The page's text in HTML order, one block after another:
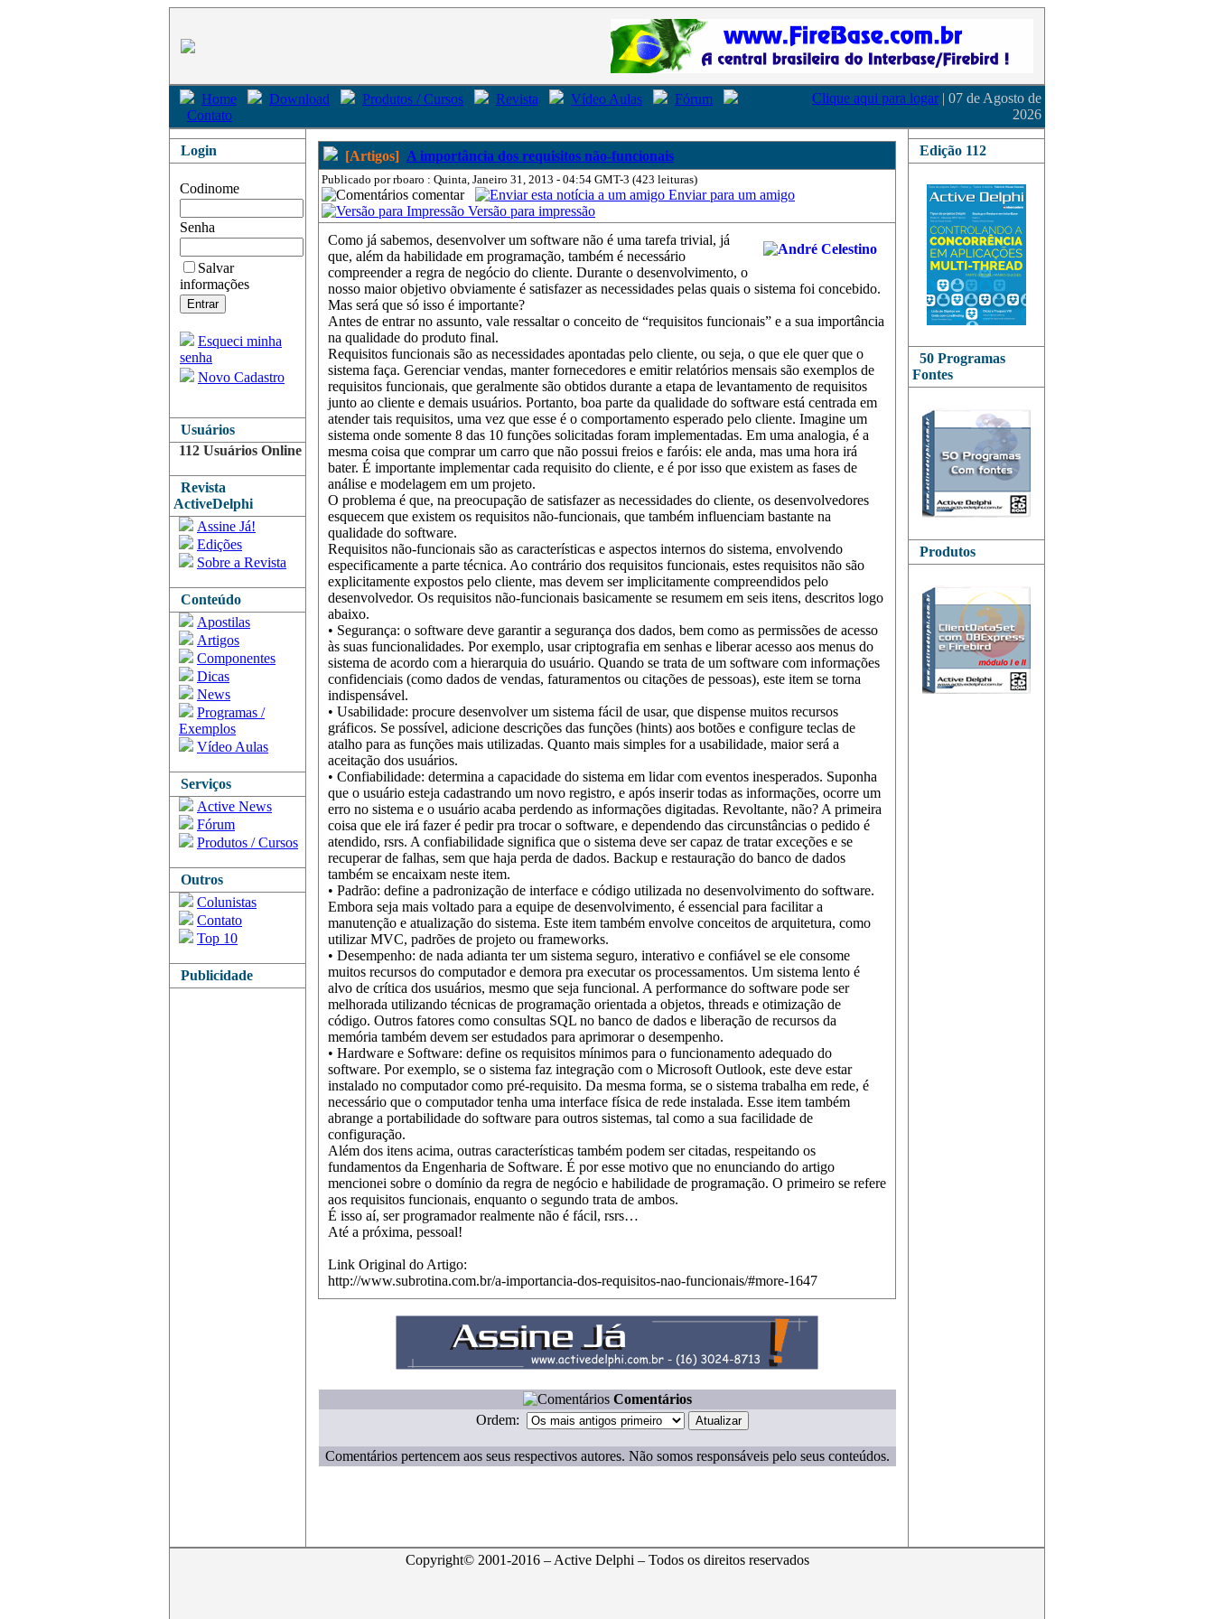
Home Download Produtos / Cursos Revista Vídeo Aulas
Fórum
Contato
Clique aqui para logar | 07 de Agosto de
2026
Login
Codinome
Senha
Salvar
informações
Esqueci minha
senha
Novo Cadastro
Usuários
112 Usuários Online
Revista
ActiveDelphi
Assine Já!
Edições
Sobre a Revista
Conteúdo
Apostilas
Artigos
Componentes
Dicas
News
Programas /
Exemplos
Vídeo Aulas
Serviços
Active News
Fórum
Produtos / Cursos
Outros
Colunistas
Contato
Top 10
Publicidade
[Artigos] A importância dos requisitos não-funcionais
Publicado por rboaro : Quinta, Janeiro 31, 2013 - 04:54 GMT-3 (423 leituras)
comentar
Enviar para um amigo
Versão para impressão
Como já sabemos, desenvolver um software não é uma tarefa trivial, já
que, além da habilidade em programação, também é necessário
compreender a regra de negócio do cliente. Durante o desenvolvimento, o
nosso maior objetivo obviamente é satisfazer as necessidades pelas quais o sistema foi concebido.
Mas será que só isso é importante?
Antes de entrar no assunto, vale ressaltar o conceito de “requisitos funcionais” e a sua importância
na qualidade do produto final.
Requisitos funcionais são as necessidades apontadas pelo cliente, ou seja, o que ele quer que o
sistema faça. Gerenciar vendas, manter fornecedores e emitir relatórios mensais são exemplos de
requisitos funcionais, que geralmente são obtidos durante a etapa de levantamento de requisitos
junto ao cliente e demais usuários. Portanto, boa parte da qualidade do software está centrada em
atender tais requisitos, uma vez que esse é o comportamento esperado pelo cliente. Imagine um
sistema onde somente 8 das 10 funções solicitadas foram implementadas. Em uma analogia, é a
mesma coisa que comprar um carro que não possui freios e faróis: ele anda, mas uma hora irá
bater. É importante implementar cada requisito do cliente, e é por isso que existem as fases de
análise e modelagem em um projeto.
O problema é que, na preocupação de satisfazer as necessidades do cliente, os desenvolvedores
esquecem que existem os requisitos não-funcionais, que também influenciam bastante na
qualidade do software.
Requisitos não-funcionais são as características e aspectos internos do sistema, envolvendo
especificamente a parte técnica. Ao contrário dos requisitos funcionais, estes requisitos não são
explicitamente expostos pelo cliente, mas devem ser implicitamente compreendidos pelo
desenvolvedor. Os requisitos não-funcionais basicamente se resumem em seis itens, descritos logo
abaixo.
• Segurança: o software deve garantir a segurança dos dados, bem como as permissões de acesso
às suas funcionalidades. Por exemplo, usar criptografia em senhas e liberar acesso aos menus do
sistema de acordo com a hierarquia do usuário. Quando se trata de um software com informações
confidenciais (como dados de vendas, faturamentos ou citações de pessoas), este item se torna
indispensável.
• Usabilidade: procure desenvolver um sistema fácil de usar, que dispense muitos recursos
gráficos. Se possível, adicione descrições das funções (hints) aos botões e configure teclas de
atalho para as funções mais utilizadas. Quanto mais simples for a usabilidade, maior será a
aceitação dos usuários.
• Confiabilidade: determina a capacidade do sistema em lidar com eventos inesperados. Suponha
que o usuário esteja cadastrando um novo registro, e após inserir todas as informações, ocorre um
erro no sistema e o usuário acaba perdendo as informações digitadas. Revoltante, não? A primeira
coisa que ele irá fazer é pedir pra trocar o software, e dependendo das circunstâncias o pedido é
atendido, rsrs. A confiabilidade significa que o sistema deve ser capaz de tratar exceções e se
recuperar de falhas, sem que haja perda de dados. Backup e restauração do banco de dados
também se encaixam neste item.
• Padrão: define a padronização de interface e código utilizada no desenvolvimento do software.
Embora seja mais voltado para a equipe de desenvolvimento, é essencial para facilitar a
manutenção e atualização do sistema. Este item também envolve conceitos de arquitetura, como
utilizar MVC, padrões de projeto ou frameworks.
• Desempenho: de nada adianta ter um sistema seguro, interativo e confiável se ele consome
muitos recursos do computador e demora pra executar os processamentos. Um sistema lento é
alvo de crítica dos usuários, mesmo que seja funcional. A performance do software pode ser
melhorada utilizando técnicas de programação orientada a objetos, threads e otimização de
código. Outros fatores como consultas SQL no banco de dados e liberação de recursos da
memória também devem ser estudados para aprimorar o desempenho.
• Hardware e Software: define os requisitos mínimos para o funcionamento adequado do
software. Por exemplo, se o sistema faz integração com o Microsoft Outlook, este deve estar
instalado no computador como pré-requisito. Da mesma forma, se o sistema trabalha em rede, é
necessário que o computador tenha uma interface física de rede instalada. Esse item também
abrange a portabilidade do software para outros sistemas, tal como a sua facilidade de
configuração.
Além dos itens acima, outras características também podem ser citadas, respeitando os
fundamentos da Engenharia de Software. É por esse motivo que no enunciando do artigo
mencionei sobre o domínio da regra de negócio e habilidade de programação. O primeiro se refere
aos requisitos funcionais, enquanto o segundo trata de ambos.
É isso aí, ser programador realmente não é fácil, rsrs…
Até a próxima, pessoal!
Link Original do Artigo:
http://www.subrotina.com.br/a-importancia-dos-requisitos-nao-funcionais/#more-1647
Comentários
Ordem:
Comentários pertencem aos seus respectivos autores. Não somos responsáveis pelo seus conteúdos.
Edição 112
50 Programas
Fontes
Produtos
Copyright© 2001-2016 – Active Delphi – Todos os direitos reservados